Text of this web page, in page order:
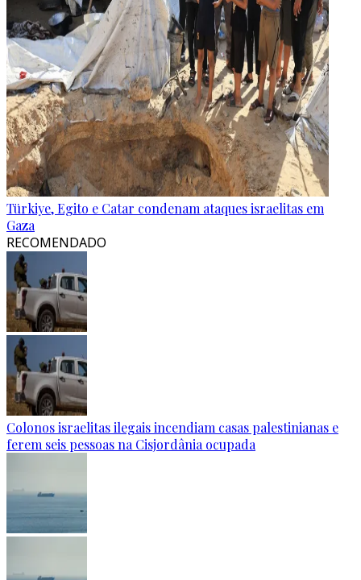
Türkiye, Egito e Catar condenam ataques israelitas em
Gaza
RECOMENDADO
Colonos israelitas ilegais incendiam casas palestinianas e
ferem seis pessoas na Cisjordânia ocupada